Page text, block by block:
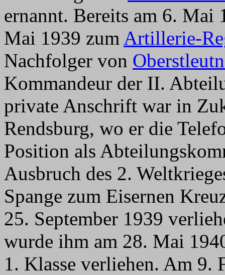
ernannt. Bereits am 6.
Mai 1939 zum Artillerie-
Nachfolger von
Kommandeur der II.
private Anschrift war in
Rendsburg, wo er die
Position als
Ausbruch des 2.
Spange zum Eisernen
25. September 1939
wurde ihm am 28. Mai
1. Klasse verliehen. Am 9.